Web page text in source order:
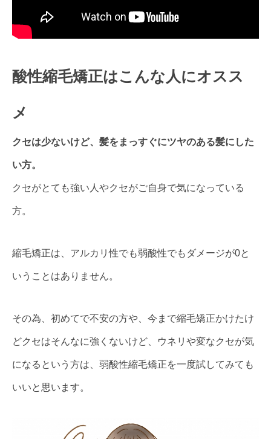
酸性縮毛矯正はこんな人にオスス
メ
クセは少ないけど、髪をまっすぐにツヤのある髪にした
い方。
クセがとても強い人やクセがご自身で気になっている
方。
縮毛矯正は、アルカリ性でも弱酸性でもダメージが0と
いうことはありません。
その為、初めてで不安の方や、今まで縮毛矯正かけたけ
どクセはそんなに強くないけど、ウネリや変なクセが気
になるという方は、弱酸性縮毛矯正を一度試してみても
いいと思います。